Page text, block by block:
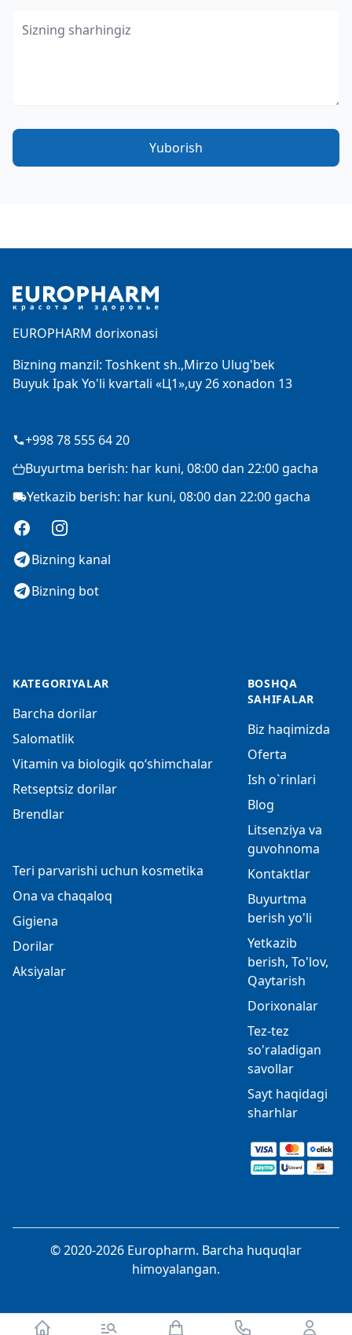
Yuborish
EUROPHARM dorixonasi
Bizning manzil: Toshkent sh.,Mirzo Ulug'bek
Buyuk Ipak Yo'li kvartali «Ц1»,uy 26 xonadon 13
+998 78 555 64 20
Buyurtma berish: har kuni, 08:00 dan 22:00 gacha
Yetkazib berish: har kuni, 08:00 dan 22:00 gacha
FacebookInstagram
Bizning kanal
Bizning bot
KATEGORIYALAR
Barcha dorilar
Salomatlik
Vitamin va biologik qo‘shimchalar
Retseptsiz dorilar
Brendlar
Teri parvarishi uchun kosmetika
Ona va chaqaloq
Gigiena
Dorilar
Aksiyalar
BOSHQA
SAHIFALAR
Biz haqimizda
Oferta
Ish o`rinlari
Blog
Litsenziya va
guvohnoma
Kontaktlar
Buyurtma
berish yo'li
Yetkazib
berish, To'lov,
Qaytarish
Dorixonalar
Tez-tez
so'raladigan
savollar
Sayt haqidagi
sharhlar
© 2020-2026 Europharm. Barcha huquqlar
himoyalangan.